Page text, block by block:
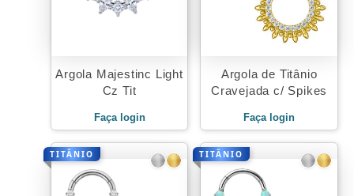
Argola Majestinc Light
Cz Tit
Faça login
Argola de Titânio
Cravejada c/ Spikes
Faça login
TITÂNIO TITÂNIO